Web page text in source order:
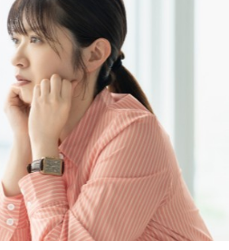
り始めました？
は、マンガを描くことを題材に
は原作を読みました。それで、0
かで薪をくべて火種を燃やしてい
ゃめちゃ燃えていくみたいな。
「自分だけでやっていくぞ！」
で音楽を作っているとき
ごく一致している部分があったの
ングテーマとして曲を書かせて
ーソナルな部分が出た作品にな
心が折れそうになりながらも、
の相談に対し、江原は「意外な
ど……」と前置きした上で、具体
た。
なことを申し上げるようだけれ
やっぱり、ちゃんと食べて、よ
さんって不規則でしょう？ 夜勤
あるから、身体のコンディショ
大変だと思うの。
、いつもフィジカルとスピリチ